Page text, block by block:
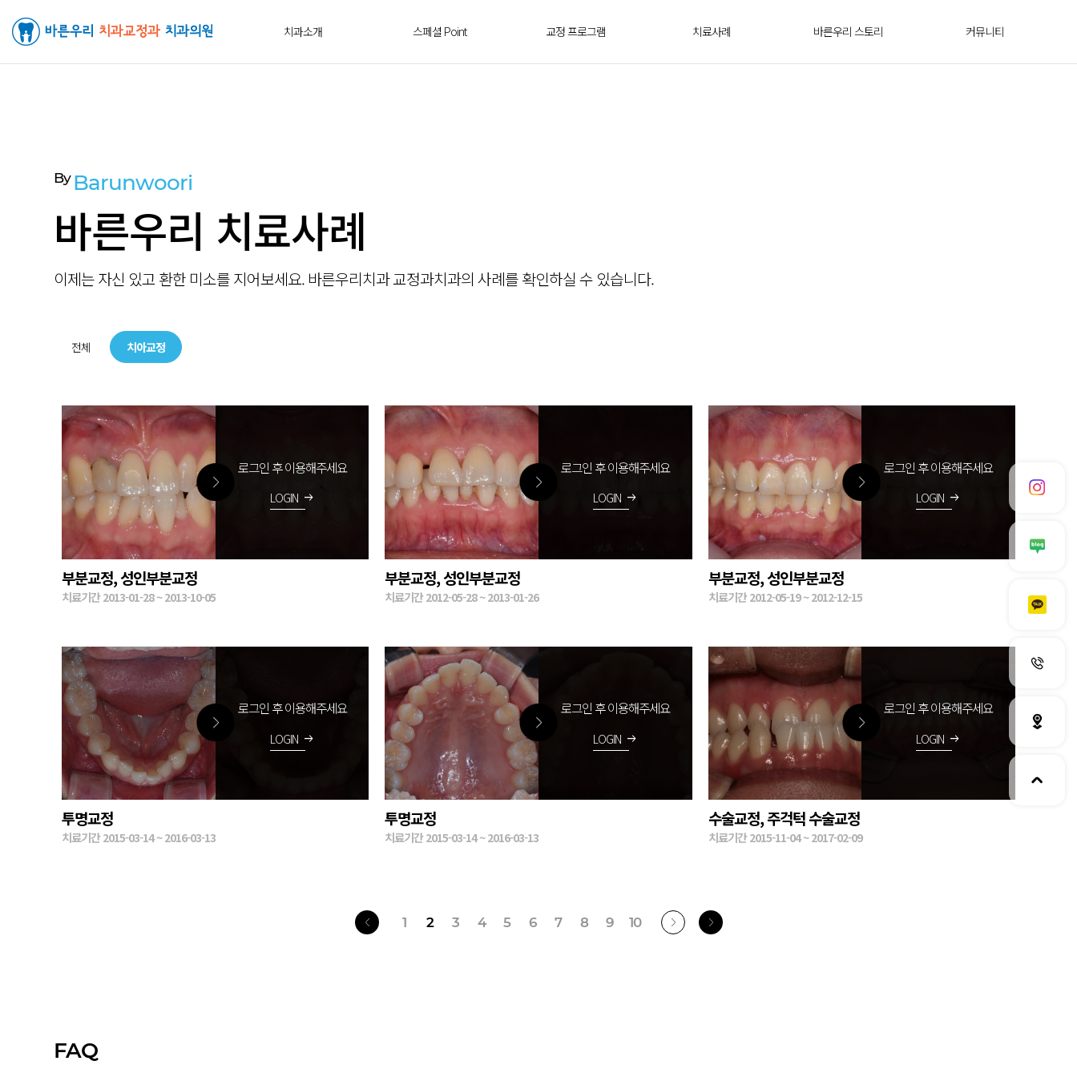
치과소개 스페셜 Point 교정 프로그램 치료사례 바른우리 스토리 커뮤니티
By Barunwoori
바른우리 치료사례
이제는 자신 있고 환한 미소를 지어보세요. 바른우리치과 교정과치과의 사례를 확인하실 수 있습니다.
전체 치아교정
로그인 후 이용해주세요
LOGIN arrow_right_alt
부분교정, 성인부분교정
치료기간 2013-01-28 ~ 2013-10-05
로그인 후 이용해주세요
LOGIN arrow_right_alt
부분교정, 성인부분교정
치료기간 2012-05-28 ~ 2013-01-26
로그인 후 이용해주세요
LOGIN arrow_right_alt
부분교정, 성인부분교정
치료기간 2012-05-19 ~ 2012-12-15
로그인 후 이용해주세요
LOGIN arrow_right_alt
투명교정
치료기간 2015-03-14 ~ 2016-03-13
로그인 후 이용해주세요
LOGIN arrow_right_alt
투명교정
치료기간 2015-03-14 ~ 2016-03-13
로그인 후 이용해주세요
LOGIN arrow_right_alt
수술교정, 주걱턱 수술교정
치료기간 2015-11-04 ~ 2017-02-09
1 2 3 4 5 6 7 8 9 10
FAQ